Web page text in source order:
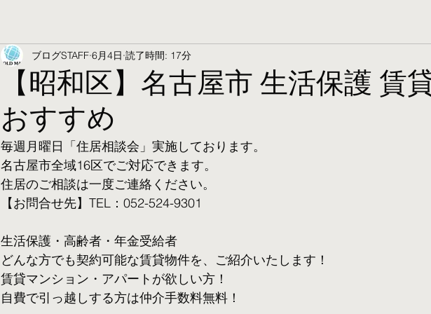
【昭和区】名古屋市 生活保護 賃
おすすめ
ブログSTAFF 6月4日 読了時間: 17分
毎週月曜日「住居相談会」実施しております。
名古屋市全域16区でご対応できます。
住居のご相談は一度ご連絡ください。
【お問合せ先】TEL：052-524-9301
生活保護・高齢者・年金受給者
​どんな方でも契約可能な賃貸物件を、ご紹介いたします！
賃貸マンション・アパートが欲しい方！
自費で引っ越しする方は仲介手数料無料！